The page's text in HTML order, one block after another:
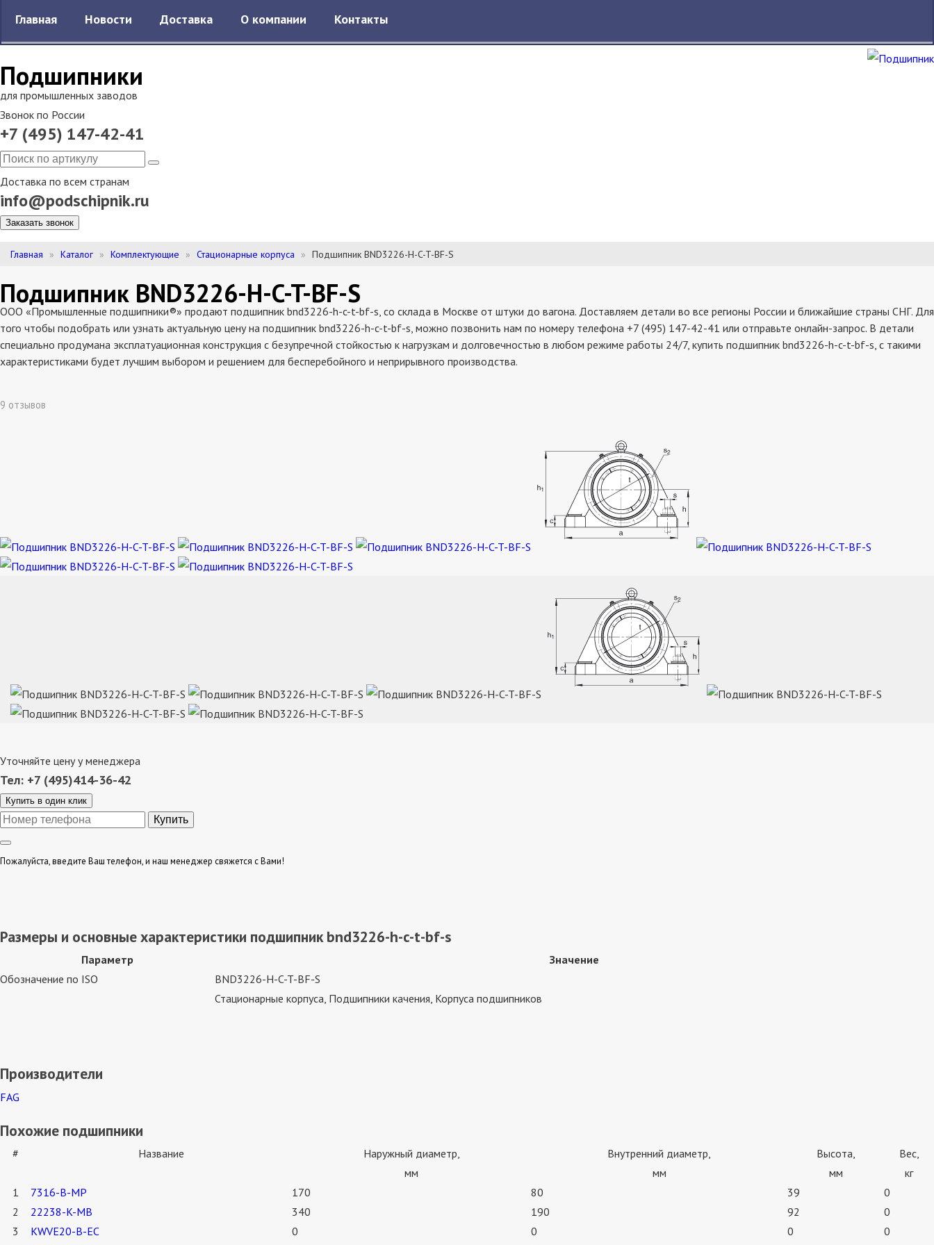
Подшипники
для промышленных заводов
Звонок по России
+7 (495) 147-42-41
Доставка по всем странам
info@podschipnik.ru
Заказать звонок
Главная Новости Доставка О компании Контакты
Главная Каталог Комплектующие Стационарные корпуса Подшипник BND3226-H-C-T-BF-S
Подшипник BND3226-H-C-T-BF-S
ООО «Промышленные подшипники®» продают подшипник bnd3226-h-c-t-bf-s, со склада в Москве от штуки до вагона. Доставляем детали во все регионы России и ближайшие страны СНГ. Для
того чтобы подобрать или узнать актуальную цену на подшипник bnd3226-h-c-t-bf-s, можно позвонить нам по номеру телефона +7 (495) 147-42-41 или отправьте онлайн-запрос. В детали
специально продумана эксплатуационная конструкция с безупречной стойкостью к нагрузкам и долговечностью в любом режиме работы 24/7, купить подшипник bnd3226-h-c-t-bf-s, с такими
характеристиками будет лучшим выбором и решением для бесперебойного и неприрывного производства.
9 отзывов
Уточняйте цену у менеджера
Тел: +7 (495)414-36-42
Купить в один клик
Пожалуйста, введите Ваш телефон, и наш менеджер свяжется с Вами!
Размеры и основные характеристики подшипник bnd3226-h-c-t-bf-s
Параметр
Значение
Обозначение по ISO
BND3226-H-C-T-BF-S
Стационарные корпуса, Подшипники качения, Корпуса подшипников
Производители
FAG
Похожие подшипники
# Название
Наружный диаметр,
мм
Внутренний диаметр,
мм
Высота,
мм
Вес,
кг
1
7316-B-MP 170 80 39
0
2
22238-K-MB 340 190 92
0
3
KWVE20-B-EC 0 0 0
0